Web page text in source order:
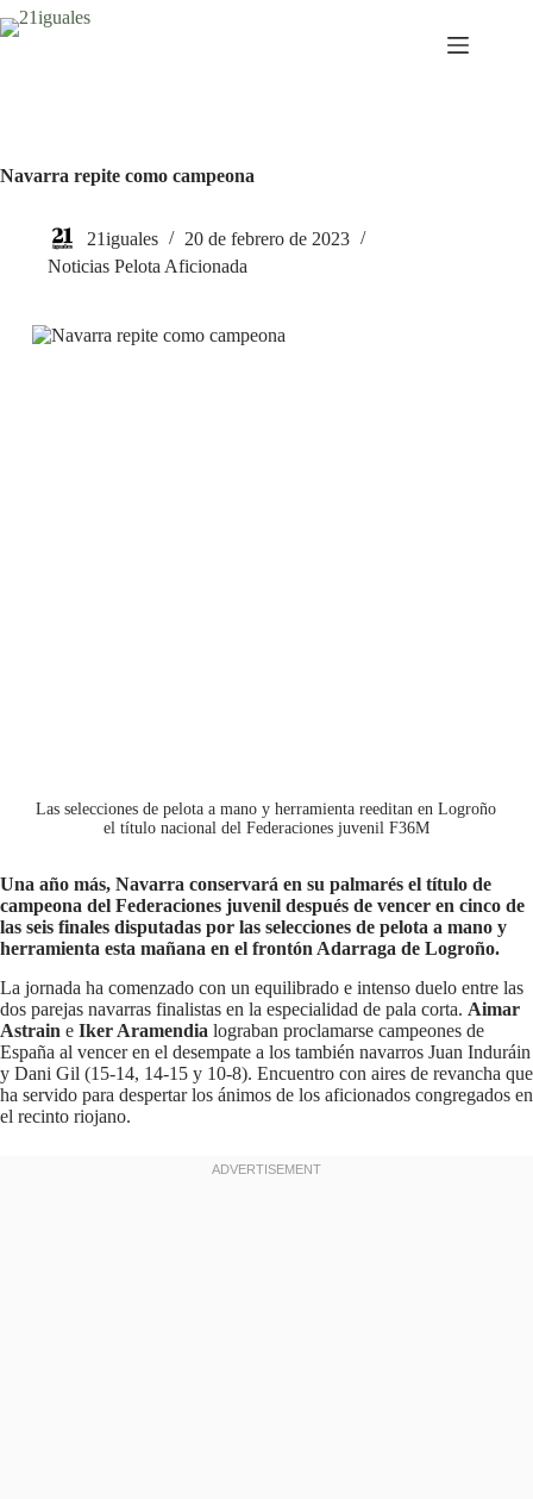
Saltar
al
Navarra repite como campeona
21iguales
20 de febrero de 2023
Noticias Pelota Aficionada
Las selecciones de pelota a mano y herramienta reeditan en Logroño
el título nacional del Federaciones juvenil F36M
Una año más, Navarra conservará en su palmarés el título de
campeona del Federaciones juvenil después de vencer en cinco de
las seis finales disputadas por las selecciones de pelota a mano y
herramienta esta mañana en el frontón Adarraga de Logroño.
La jornada ha comenzado con un equilibrado e intenso duelo entre las
dos parejas navarras finalistas en la especialidad de pala corta. Aimar
Astrain e Iker Aramendia lograban proclamarse campeones de
España al vencer en el desempate a los también navarros Juan Induráin
y Dani Gil (15-14, 14-15 y 10-8). Encuentro con aires de revancha que
ha servido para despertar los ánimos de los aficionados congregados en
el recinto riojano.